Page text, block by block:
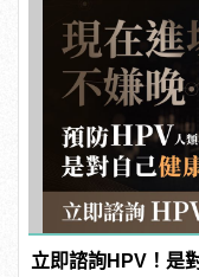
立即諮詢HPV！是